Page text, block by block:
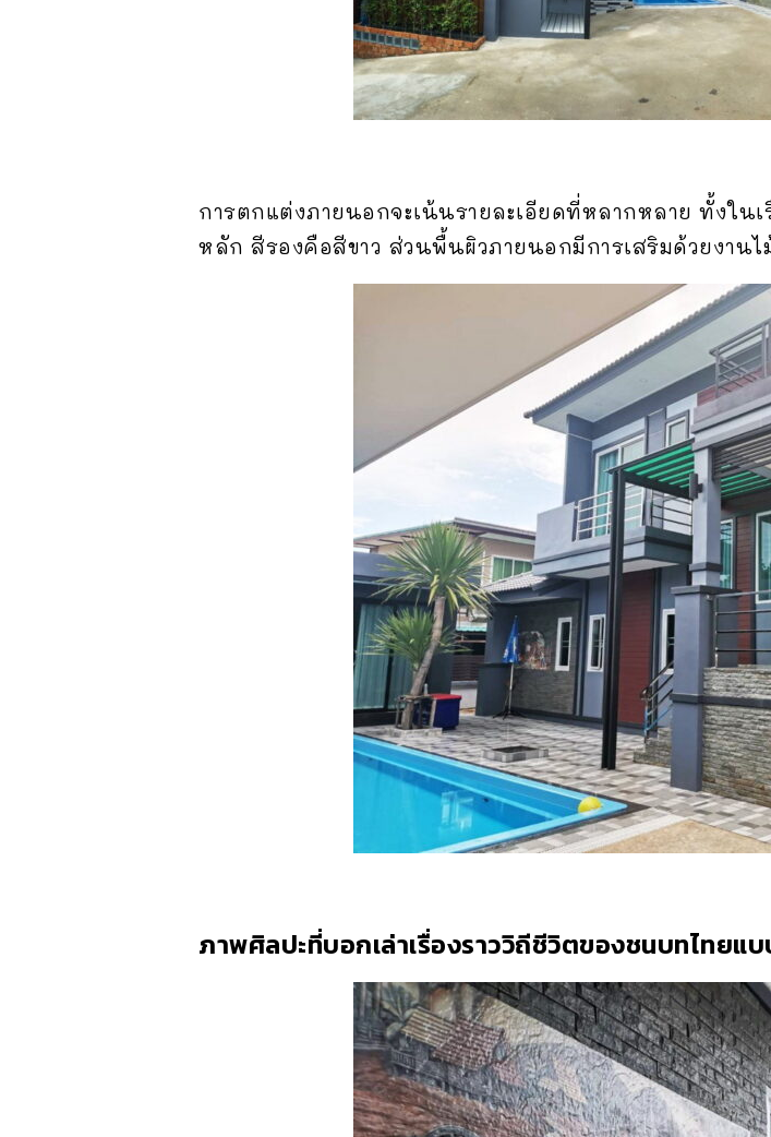
การตกแต่งภายนอกจะเน้นรายละเอียดที่หลากหลาย ทั้งใน
หลัก สีรองคือสีขาว ส่วนพื้นผิวภายนอกมีการเสริมด้วยงาน
ภาพศิลปะที่บอกเล่าเรื่องราววิถีชีวิตของชนบทไทยแ